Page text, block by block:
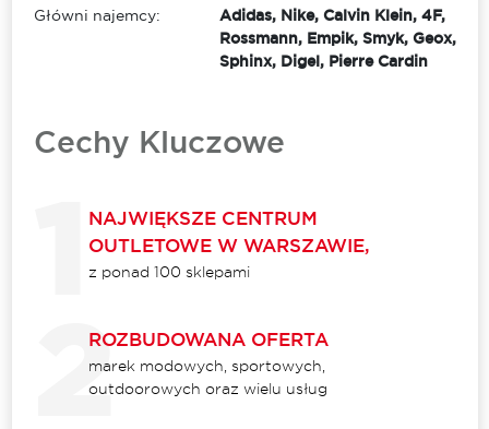
Główni najemcy:
Adidas, Nike, Calvin Klein, 4F,
Rossmann, Empik, Smyk, Geox,
Sphinx, Digel, Pierre Cardin
Cechy Kluczowe
NAJWIĘKSZE CENTRUM
OUTLETOWE W WARSZAWIE,
z ponad 100 sklepami
ROZBUDOWANA OFERTA
marek modowych, sportowych,
outdoorowych oraz wielu usług